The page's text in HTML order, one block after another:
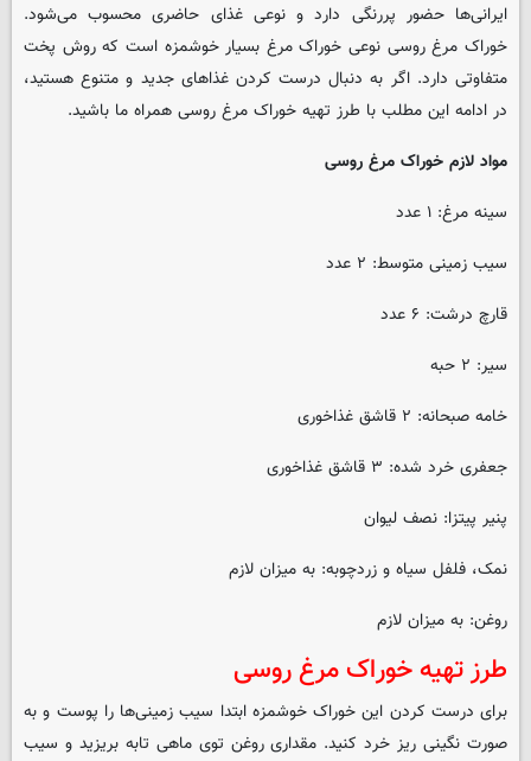
ایرانی‌ها حضور پررنگی دارد و نوعی غذای حاضری محسوب می‌شود.
خوراک مرغ روسی نوعی خوراک مرغ بسیار خوشمزه است که روش پخت
متفاوتی دارد. اگر به دنبال درست کردن غذاهای جدید و متنوع هستید،
در ادامه این مطلب با طرز تهیه خوراک مرغ روسی همراه ما باشید.
مواد لازم خوراک مرغ روسی
سینه مرغ: ۱ عدد
سیب زمینی متوسط: ۲ عدد
قارچ درشت: ۶ عدد
سیر: ۲ حبه
خامه صبحانه: ۲ قاشق غذاخوری
جعفری خرد شده: ۳ قاشق غذاخوری
پنیر پیتزا: نصف لیوان
نمک، فلفل سیاه و زردچوبه: به میزان لازم
روغن: به میزان لازم
طرز تهیه خوراک مرغ روسی
برای درست کردن این خوراک خوشمزه ابتدا سیب زمینی‌ها را پوست و به
صورت نگینی ریز خرد کنید. مقداری روغن توی ماهی تابه بریزید و سیب